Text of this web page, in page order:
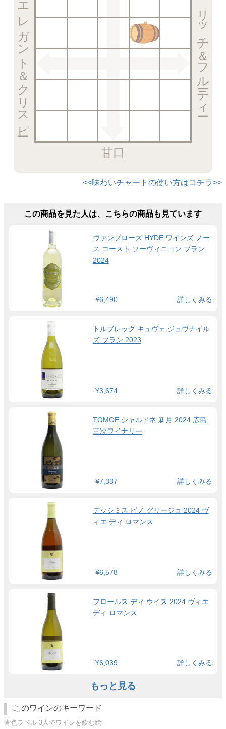
リッチ＆フルーティー
甘口
エレガント＆クリスピー
<<味わいチャートの使い方はコチラ>>
この商品を見た人は、こちらの商品も見ています
ヴァンプローズ HYDE ワインズ ノー
ス コースト ソーヴィニヨン ブラン
2024
¥6,490 詳しくみる
トルブレック キュヴェ ジュヴナイル
ズ ブラン 2023
¥3,674 詳しくみる
TOMOE シャルドネ 新月 2024 広島
三次ワイナリー
¥7,337 詳しくみる
デッシミス ピノ グリージョ 2024 ヴ
ィエ ディ ロマンス
¥6,578 詳しくみる
フロールス ディ ウイス 2024 ヴィエ
ディ ロマンス
¥6,039 詳しくみる
もっと見る
このワインのキーワード
青色ラベル 3人でワインを飲む絵